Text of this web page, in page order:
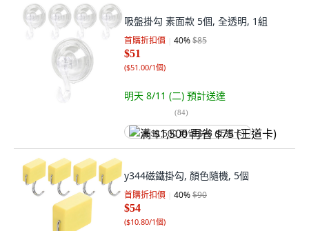
吸盤掛勾 素面款 5個, 全透明, 1組
首購折扣價 40%$85
$51
($51.00/1個)
明天 8/11 (二) 預計送達
(84)
满 $1,500 再省 $75 (王道卡)
y344磁鐵掛勾, 顏色隨機, 5個
首購折扣價 40%$90
$54
($10.80/1個)